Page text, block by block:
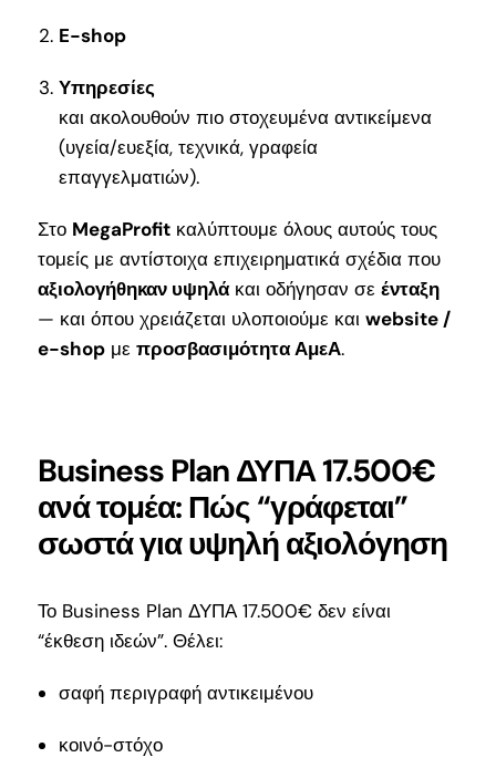
E-shop
Υπηρεσίες
και ακολουθούν πιο στοχευμένα αντικείμενα
(υγεία/ευεξία, τεχνικά, γραφεία
επαγγελματιών).
Στο MegaProfit καλύπτουμε όλους αυτούς τους
τομείς με αντίστοιχα επιχειρηματικά σχέδια που
αξιολογήθηκαν υψηλά και οδήγησαν σε ένταξη
— και όπου χρειάζεται υλοποιούμε και website /
e-shop με προσβασιμότητα ΑμεΑ.
Business Plan ΔΥΠΑ 17.500€
ανά τομέα: Πώς “γράφεται”
σωστά για υψηλή αξιολόγηση
Το Business Plan ΔΥΠΑ 17.500€ δεν είναι
“έκθεση ιδεών”. Θέλει:
σαφή περιγραφή αντικειμένου
κοινό-στόχο